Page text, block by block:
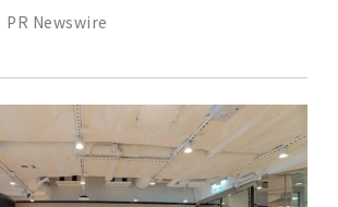
PR Newswire